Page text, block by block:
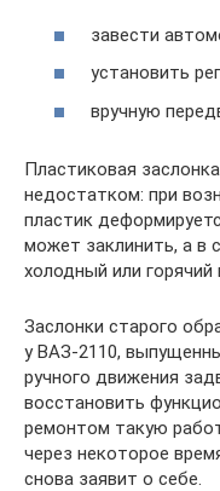
завести
установить
вручную
Пластиковая
недостатком: при
пластик
может заклинить, а в
холодный или горячий
Заслонки старого
у ВАЗ-2110,
ручного движения
восстановить
ремонтом такую
через некоторое
снова заявит о себе.